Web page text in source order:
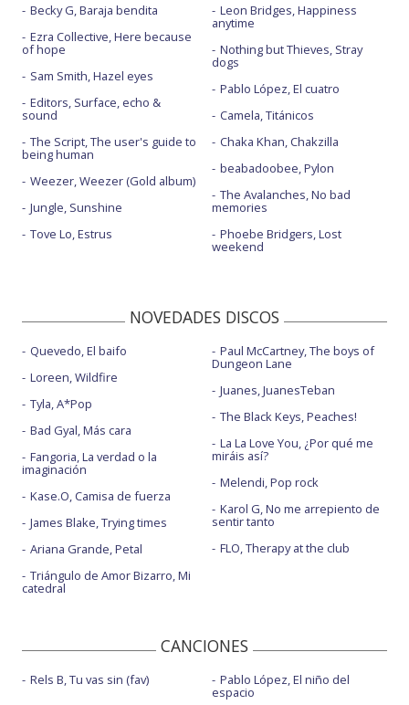
Becky G, Baraja bendita
Ezra Collective, Here because
of hope
Sam Smith, Hazel eyes
Editors, Surface, echo &
sound
The Script, The user's guide to
being human
Weezer, Weezer (Gold album)
Jungle, Sunshine
Tove Lo, Estrus
Leon Bridges, Happiness
anytime
Nothing but Thieves, Stray
dogs
Pablo López, El cuatro
Camela, Titánicos
Chaka Khan, Chakzilla
beabadoobee, Pylon
The Avalanches, No bad
memories
Phoebe Bridgers, Lost
weekend
NOVEDADES DISCOS
Quevedo, El baifo
Loreen, Wildfire
Tyla, A*Pop
Bad Gyal, Más cara
Fangoria, La verdad o la
imaginación
Kase.O, Camisa de fuerza
James Blake, Trying times
Ariana Grande, Petal
Triángulo de Amor Bizarro, Mi
catedral
Paul McCartney, The boys of
Dungeon Lane
Juanes, JuanesTeban
The Black Keys, Peaches!
La La Love You, ¿Por qué me
miráis así?
Melendi, Pop rock
Karol G, No me arrepiento de
sentir tanto
FLO, Therapy at the club
CANCIONES
Rels B, Tu vas sin (fav) Pablo López, El niño del
espacio